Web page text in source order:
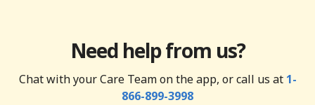
Need help from us?
Chat with your Care Team on the app, or call us at 1-
866-899-3998